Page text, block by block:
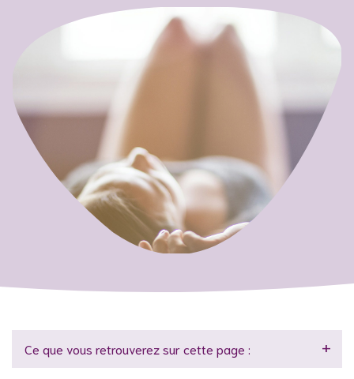
Ce que vous retrouverez sur cette page :